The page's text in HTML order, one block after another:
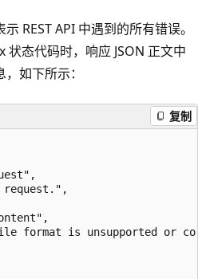
REST API 中遇到的所有错误。
状态代码时，响应 JSON 正文中
如下所示：
复制
format is unsupported or